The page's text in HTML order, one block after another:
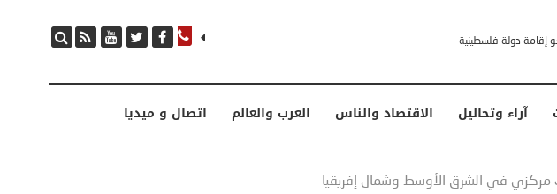
مصدر سعودي لـCNN: التطبيع مع إسرائيل مرهون بمسار لا رجعة فيه نحو إقامة دولة فلسطينية
آراء وتحاليل الاقتصاد والناس العرب والعالم اتصال و ميديا
مركزي في الشرق الأوسط وشمال إفريقيا